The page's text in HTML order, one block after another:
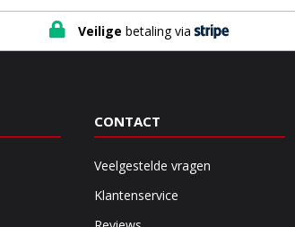
 Veilige betaling via
CONTACT
Veelgestelde vragen
Klantenservice